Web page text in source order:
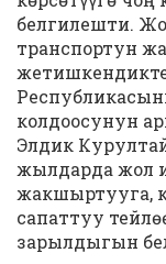
белгилешти.
транспортун
колдоосунун
Элдик
жылдарда жол
жакшыртууга,
сапаттуу
зарылдыгын